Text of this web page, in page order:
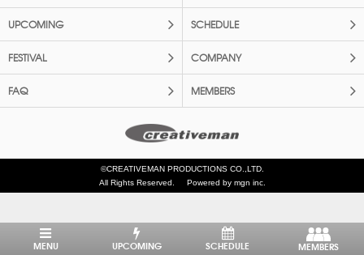
UPCOMING SCHEDULE
FESTIVAL COMPANY
FAQ MEMBERS
©CREATIVEMAN PRODUCTIONS CO.,LTD.
All Rights Reserved.
Powered by mgn inc.
MENU UPCOMING SCHEDULE MEMBERS